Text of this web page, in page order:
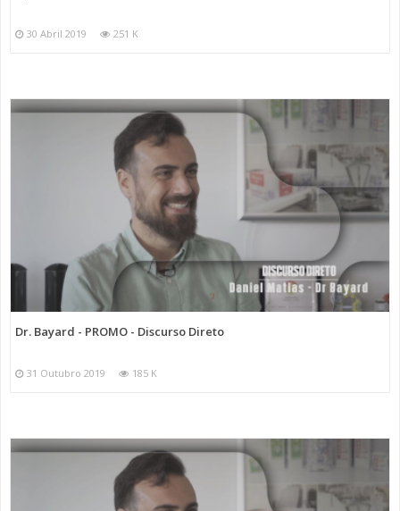
30 Abril 2019 251 K
Dr. Bayard - PROMO - Discurso Direto
31 Outubro 2019 185 K